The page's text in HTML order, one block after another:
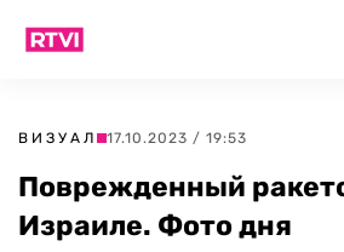
ВИЗУАЛ 17.10.2023 / 19:53
Поврежденный
Израиле. Фото дня